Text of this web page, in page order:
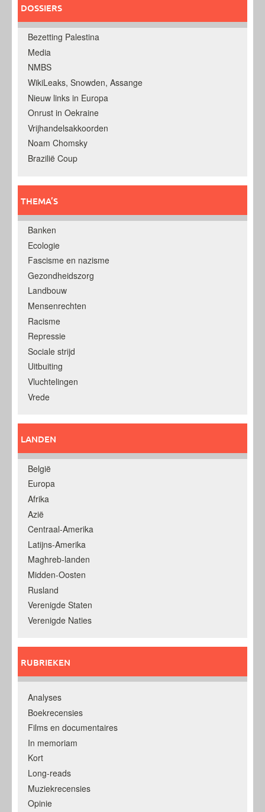
DOSSIERS
Bezetting Palestina
Media
NMBS
WikiLeaks, Snowden, Assange
Nieuw links in Europa
Onrust in Oekraine
Vrijhandelsakkoorden
Noam Chomsky
Brazilië Coup
THEMA’S
Banken
Ecologie
Fascisme en nazisme
Gezondheidszorg
Landbouw
Mensenrechten
Racisme
Repressie
Sociale strijd
Uitbuiting
Vluchtelingen
Vrede
LANDEN
België
Europa
Afrika
Azië
Centraal-Amerika
Latijns-Amerika
Maghreb-landen
Midden-Oosten
Rusland
Verenigde Staten
Verenigde Naties
RUBRIEKEN
Analyses
Boekrecensies
Films en documentaires
In memoriam
Kort
Long-reads
Muziekrecensies
Opinie